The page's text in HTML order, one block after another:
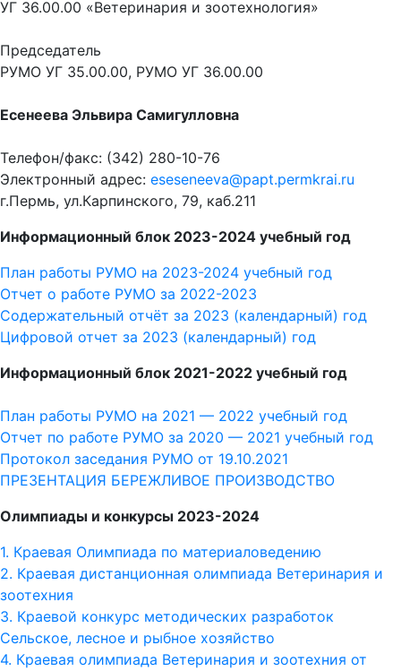
УГ 36.00.00 «Ветеринария и зоотехнология»
Председатель
РУМО УГ 35.00.00, РУМО УГ 36.00.00
Есенеева Эльвира Самигулловна
Телефон/факс: (342) 280-10-76
Электронный адрес: eseseneeva@papt.permkrai.ru
г.Пермь, ул.Карпинского, 79, каб.211
Информационный блок 2023-2024 учебный год
План работы РУМО на 2023-2024 учебный год
Отчет о работе РУМО за 2022-2023
Содержательный отчёт за 2023 (календарный) год
Цифровой отчет за 2023 (календарный) год
Информационный блок 2021-2022 учебный год
План работы РУМО на 2021 — 2022 учебный год
Отчет по работе РУМО за 2020 — 2021 учебный год
Протокол заседания РУМО от 19.10.2021
ПРЕЗЕНТАЦИЯ БЕРЕЖЛИВОЕ ПРОИЗВОДСТВО
Олимпиады и конкурсы 2023-2024
1. Краевая Олимпиада по материаловедению
2. Краевая дистанционная олимпиада Ветеринария и
зоотехния
3. Краевой конкурс методических разработок
Сельское, лесное и рыбное хозяйство
4. Краевая олимпиада Ветеринария и зоотехния от